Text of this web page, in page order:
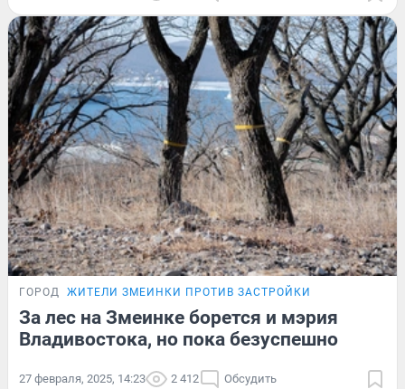
ГОРОД ЖИТЕЛИ ЗМЕИНКИ ПРОТИВ ЗАСТРОЙКИ
За лес на Змеинке борется и мэрия
Владивостока, но пока безуспешно
27 февраля, 2025, 14:23 2 412 Обсудить